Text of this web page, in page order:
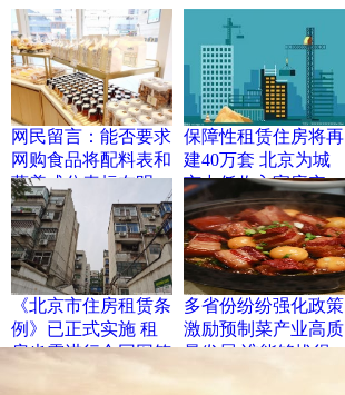
网民留言：能否要求
网购食品将配料表和
营养成分表标在明
处？
保障性租赁住房将再
建40万套 北京为城
市中低收入家庭实
现“住有所居”奠定了
基础
《北京市住房租赁条
例》已正式实施 租
房也需进行合同网签
多省份纷纷强化政策
激励预制菜产业高质
量发展 谁能够拔得
头筹？